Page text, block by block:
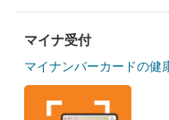
マイナ受付
マイナンバーカードの健